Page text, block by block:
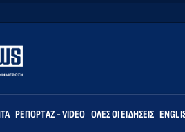
ΡΕΠΟΡΤΆΖ - VIDEO ΌΛΕΣ ΟΙ ΕΙΔΉΣΕΙΣ